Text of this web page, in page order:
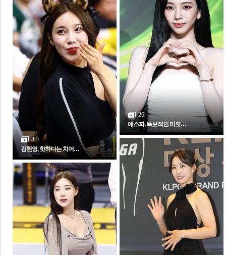
8
김현영, 핫하다는 치어…
26
에스파, 독보적인 미모…